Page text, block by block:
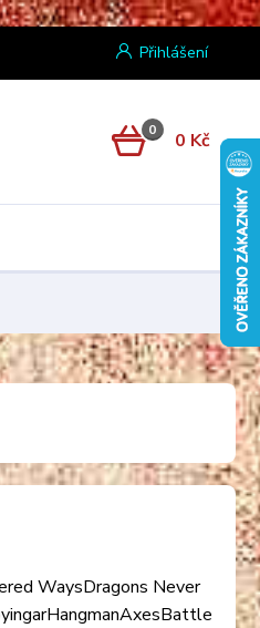
Přihlášení
0 0 Kč
WaysDragons Never